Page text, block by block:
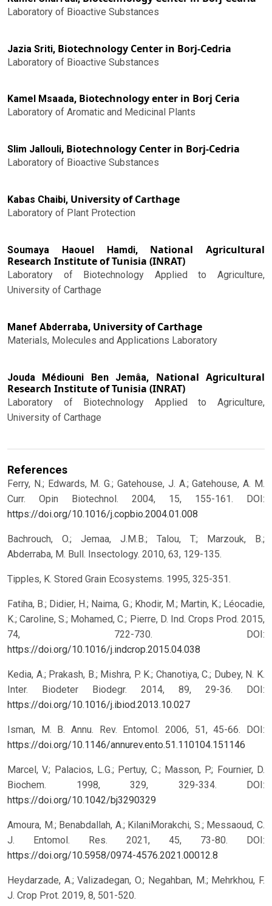
Laboratory of Bioactive Substances
Jazia Sriti, Biotechnology Center in Borj-Cedria
Laboratory of Bioactive Substances
Kamel Msaada, Biotechnology enter in Borj Ceria
Laboratory of Aromatic and Medicinal Plants
Slim Jallouli, Biotechnology Center in Borj-Cedria
Laboratory of Bioactive Substances
Kabas Chaibi, University of Carthage
Laboratory of Plant Protection
Soumaya Haouel Hamdi, National Agricultural
Research Institute of Tunisia (INRAT)
Laboratory of Biotechnology Applied to Agriculture,
University of Carthage
Manef Abderraba, University of Carthage
Materials, Molecules and Applications Laboratory
Jouda Médiouni Ben Jemâa, National Agricultural
Research Institute of Tunisia (INRAT)
Laboratory of Biotechnology Applied to Agriculture,
University of Carthage
References
Ferry, N.; Edwards, M. G.; Gatehouse, J. A.; Gatehouse, A. M.
Curr. Opin Biotechnol. 2004, 15, 155-161. DOI:
https://doi.org/10.1016/j.copbio.2004.01.008
Bachrouch, O.; Jemaa, J.M.B.; Talou, T.; Marzouk, B.;
Abderraba, M. Bull. Insectology. 2010, 63, 129-135.
Tipples, K. Stored Grain Ecosystems. 1995, 325-351.
Fatiha, B.; Didier, H.; Naima, G.; Khodir, M.; Martin, K.; Léocadie,
K.; Caroline, S.; Mohamed, C.; Pierre, D. Ind. Crops Prod. 2015,
74, 722-730. DOI:
https://doi.org/10.1016/j.indcrop.2015.04.038
Kedia, A.; Prakash, B.; Mishra, P. K.; Chanotiya, C.; Dubey, N. K.
Inter. Biodeter Biodegr. 2014, 89, 29-36. DOI:
https://doi.org/10.1016/j.ibiod.2013.10.027
Isman, M. B. Annu. Rev. Entomol. 2006, 51, 45-66. DOI:
https://doi.org/10.1146/annurev.ento.51.110104.151146
Marcel, V.; Palacios, L.G.; Pertuy, C.; Masson, P.; Fournier, D.
Biochem. 1998, 329, 329-334. DOI:
https://doi.org/10.1042/bj3290329
Amoura, M.; Benabdallah, A.; KilaniMorakchi, S.; Messaoud, C.
J. Entomol. Res. 2021, 45, 73-80. DOI:
https://doi.org/10.5958/0974-4576.2021.00012.8
Heydarzade, A.; Valizadegan, O.; Negahban, M.; Mehrkhou, F.
J. Crop Prot. 2019, 8, 501-520.